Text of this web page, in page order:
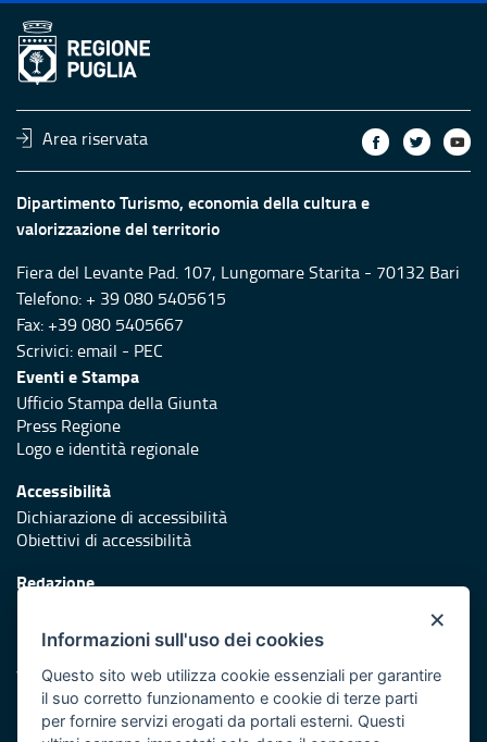
Area riservata
Dipartimento Turismo, economia della cultura e
valorizzazione del territorio
Fiera del Levante Pad. 107, Lungomare Starita - 70132 Bari
Telefono: + 39 080 5405615
Fax: +39 080 5405667
Scrivici:email - PEC
Eventi e Stampa
Ufficio Stampa della Giunta
Press Regione
Logo e identità regionale
Accessibilità
Dichiarazione di accessibilità
Obiettivi di accessibilità
Redazione
Protezione civile
Vai al sito di Protezione Civile Puglia
Iniziativa finanziata con risorse del POR Puglia 2014/2020 -
×
Informazioni sull'uso dei cookies
Questo sito web utilizza cookie essenziali per garantire
il suo corretto funzionamento e cookie di terze parti
per fornire servizi erogati da portali esterni. Questi